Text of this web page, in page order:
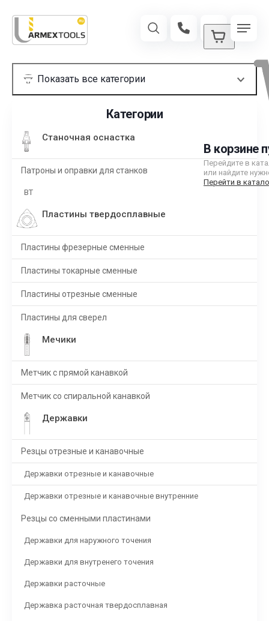
В корзине
Перейдите в
или найдите
Перейти в
Категории
Станочная оснастка
Патроны и оправки для станков
BT
Пластины твердосплавные
Пластины фрезерные сменные
Пластины токарные сменные
Пластины отрезные сменные
Пластины для сверел
Мечики
Метчик с прямой канавкой
Метчик со спиральной канавкой
Державки
Резцы отрезные и канавочные
Державки отрезные и канавочные
Державки отрезные и канавочные внутренние
Резцы со сменными пластинами
Державки для наружного точения
Державки для внутренего точения
Державки расточные
Державка расточная твердосплавная